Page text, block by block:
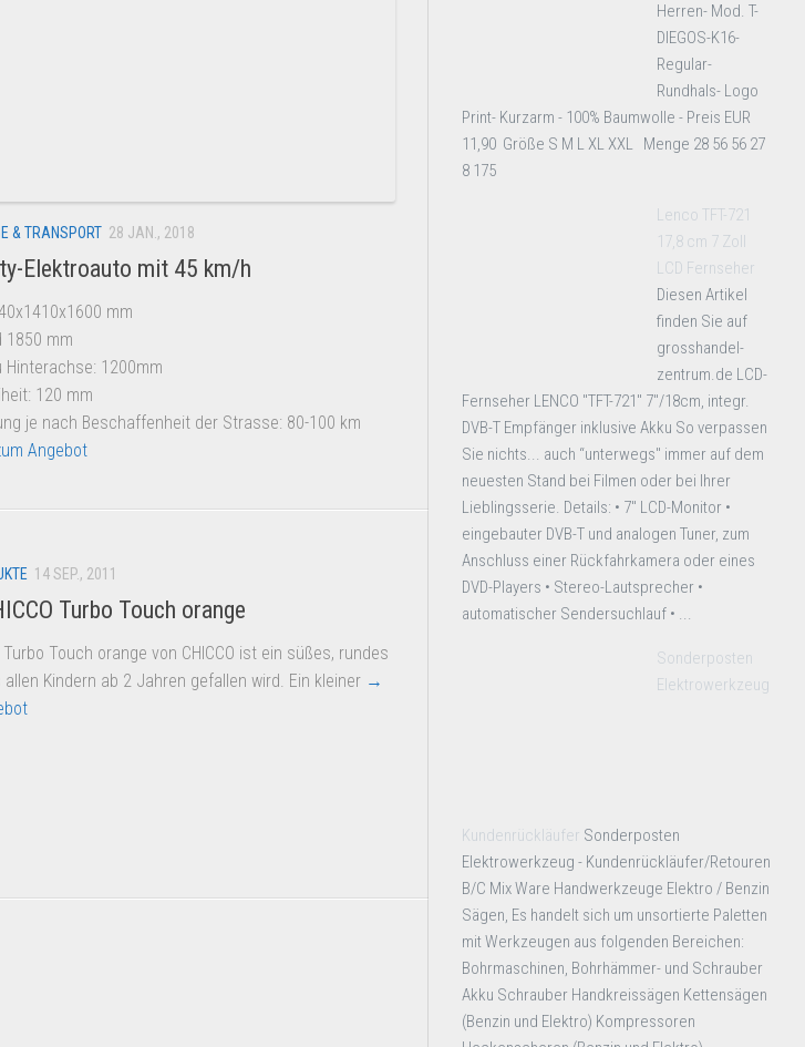
& TRANSPORT 28 JAN., 2018
Elektroauto mit 45 km/h
mm
1850 mm
Hinterachse: 1200mm
120 mm
je nach Beschaffenheit der Strasse: 80-100 km
Angebot
14 SEP., 2011
Turbo Touch orange
Touch orange von CHICCO ist ein süßes, rundes
Kindern ab 2 Jahren gefallen wird. Ein kleiner →
Herren- Mod. T-
DIEGOS-K16-
Regular-
Rundhals- Logo
Print- Kurzarm - 100% Baumwolle - Preis EUR
11,90 Größe S M L XL XXL Menge 28 56 56 27
8 175
Lenco TFT-721
17,8 cm 7 Zoll
LCD Fernseher
Diesen Artikel
finden Sie auf
grosshandel-
zentrum.de LCD-
Fernseher LENCO "TFT-721" 7"/18cm, integr.
DVB-T Empfänger inklusive Akku So verpassen
Sie nichts... auch “unterwegs" immer auf dem
neuesten Stand bei Filmen oder bei Ihrer
Lieblingsserie. Details: • 7" LCD-Monitor •
eingebauter DVB-T und analogen Tuner, zum
Anschluss einer Rückfahrkamera oder eines
DVD-Players • Stereo-Lautsprecher •
automatischer Sendersuchlauf • ...
Sonderposten
Elektrowerkzeug
Kundenrückläufer Sonderposten
Elektrowerkzeug - Kundenrückläufer/Retouren
B/C Mix Ware Handwerkzeuge Elektro / Benzin
Sägen, Es handelt sich um unsortierte Paletten
mit Werkzeugen aus folgenden Bereichen:
Bohrmaschinen, Bohrhämmer- und Schrauber
Akku Schrauber Handkreissägen Kettensägen
(Benzin und Elektro) Kompressoren